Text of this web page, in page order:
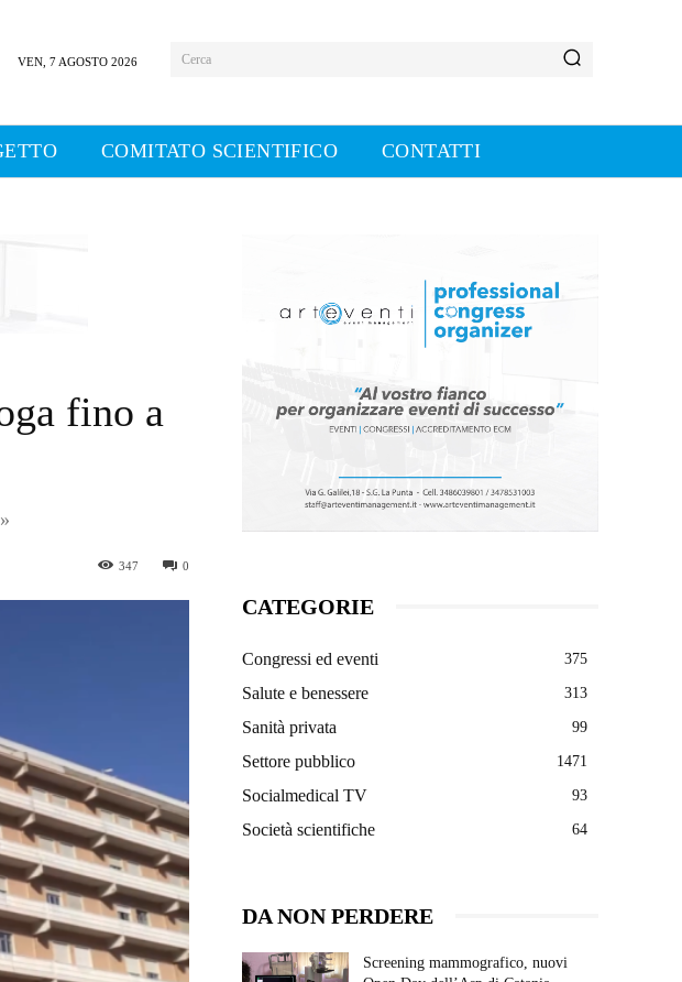
VEN, 7 AGOSTO 2026 Cerca
COMITATO SCIENTIFICO CONTATTI
fino a
0
347
CATEGORIE
Congressi ed eventi 375
Salute e benessere 313
Sanità privata 99
Settore pubblico 1471
Socialmedical TV 93
Società scientifiche 64
DA NON PERDERE
Screening mammografico, nuovi